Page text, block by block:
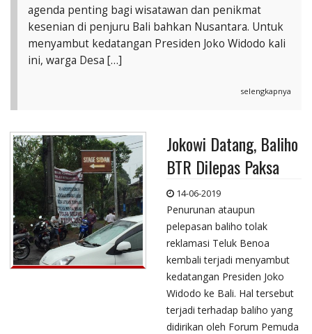
agenda penting bagi wisatawan dan penikmat
kesenian di penjuru Bali bahkan Nusantara. Untuk
menyambut kedatangan Presiden Joko Widodo kali
ini, warga Desa […]
selengkapnya
Jokowi Datang, Baliho
BTR Dilepas Paksa
14-06-2019
Penurunan ataupun
pelepasan baliho tolak
reklamasi Teluk Benoa
kembali terjadi menyambut
kedatangan Presiden Joko
Widodo ke Bali. Hal tersebut
terjadi terhadap baliho yang
didirikan oleh Forum Pemuda